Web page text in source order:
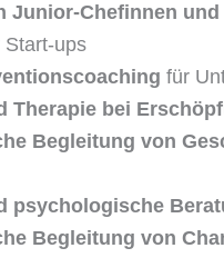
Junior-Chefinnen
Start-ups
für
Therapie bei
Begleitung von
psychologische
Begleitung von